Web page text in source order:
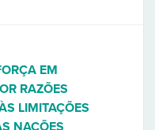
EM
RAZÕES
LIMITAÇÕES
NAÇÕES